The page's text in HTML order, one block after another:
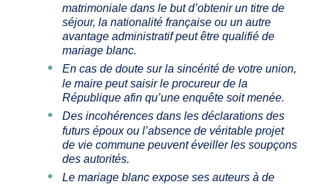
matrimoniale dans le but d’obtenir un titre de
séjour, la nationalité française ou un autre
avantage administratif peut être qualifié de
mariage blanc.
En cas de doute sur la sincérité de votre union,
le maire peut saisir le procureur de la
République afin qu’une enquête soit menée.
Des incohérences dans les déclarations des
futurs époux ou l’absence de véritable projet
de vie commune peuvent éveiller les soupçons
des autorités.
Le mariage blanc expose ses auteurs à de